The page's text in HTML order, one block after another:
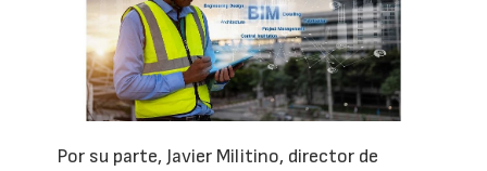
Por su parte, Javier Militino, director de